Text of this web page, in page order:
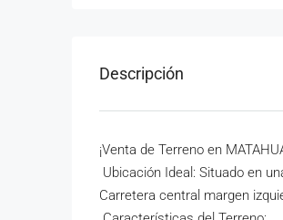
Descripción
¡Venta de Terreno en
Ubicación Ideal: Situado en
Carretera central margen